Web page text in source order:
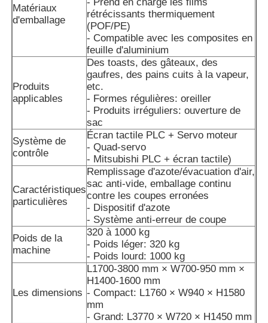
Machine à emballer verticale
Machine à emballer horizontale
Machine d'emballage à comptage visuel
Machine à emballer des poids à plusieurs têtes
Machine d'emballage de poudre
Autre appareil
Services de transformation des emballages
Matériau d'emballage
Ligne de production spécialisée
Matériaux
d'emballage
rétrécissants thermiquement
(POF/PE)
- Compatible avec les composites en
feuille d'aluminium
Produits
applicables
Des toasts, des gâteaux, des
gaufres, des pains cuits à la vapeur,
etc.
- Formes régulières: oreiller
- Produits irréguliers: ouverture de
sac
Système de
contrôle
Écran tactile PLC + Servo moteur
- Quad-servo
- Mitsubishi PLC + écran tactile)
Caractéristiques
particulières
Remplissage d'azote/évacuation d'air,
sac anti-vide, emballage continu
contre les coupes erronées
- Dispositif d'azote
- Système anti-erreur de coupe
Poids de la
machine
320 à 1000 kg
- Poids léger: 320 kg
- Poids lourd: 1000 kg
Les dimensions
L1700-3800 mm × W700-950 mm ×
H1400-1600 mm
- Compact: L1760 × W940 × H1580
mm
- Grand: L3770 × W720 × H1450 mm